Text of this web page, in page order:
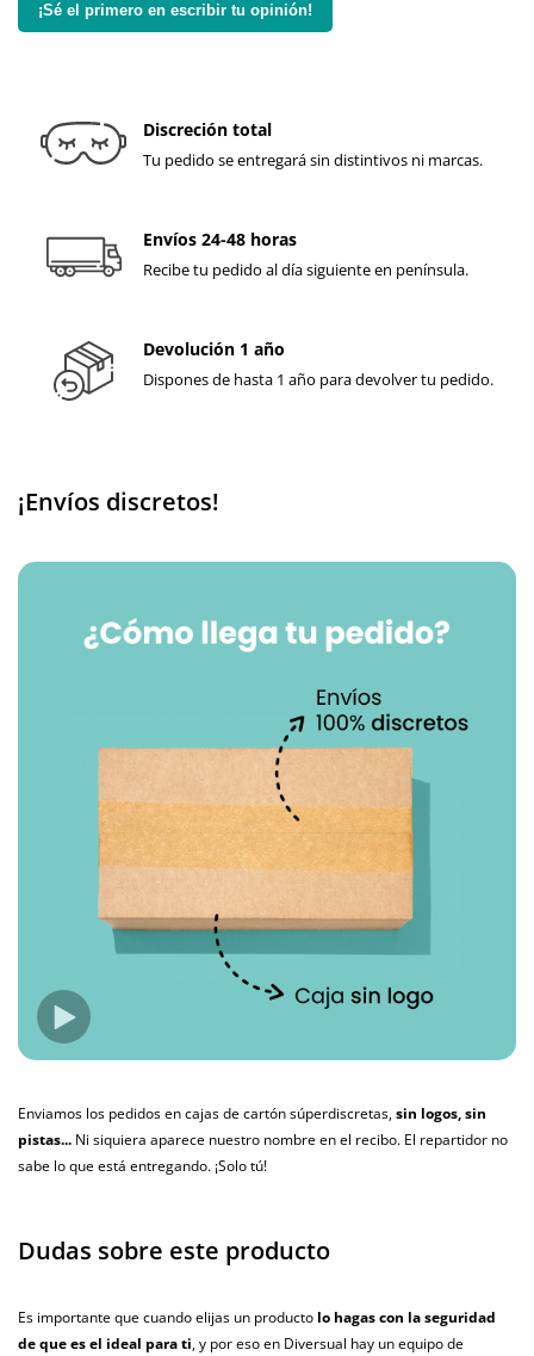
¡Sé el primero en escribir tu opinión!
Discreción total
Tu pedido se entregará sin distintivos ni marcas.
Envíos 24-48 horas
Recibe tu pedido al día siguiente en península.
Devolución 1 año
Dispones de hasta 1 año para devolver tu pedido.
¡Envíos discretos!
Enviamos los pedidos en cajas de cartón súperdiscretas,sin logos, sin
pistas... Ni siquiera aparece nuestro nombre en el recibo. El repartidor no
sabe lo que está entregando. ¡Solo tú!
Dudas sobre este producto
Es importante que cuando elijas un producto lo hagas con la seguridad
de que es el ideal para ti, y por eso en Diversual hay un equipo de